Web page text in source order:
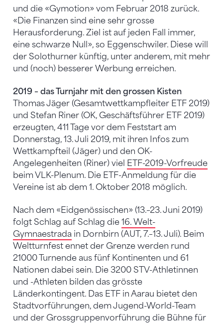
und die «Gymotion» vom Februar 2018 zurück.
«Die Finanzen sind eine sehr grosse
Herausforderung. Ziel ist auf jeden Fall immer,
eine schwarze Null», so Eggenschwiler. Diese will
der Solothurner künftig, unter anderem, mit mehr
und (noch) besserer Werbung erreichen.
2019 – das Turnjahr mit den grossen Kisten
Thomas Jäger (Gesamtwettkampfleiter ETF 2019)
und Stefan Riner (OK, Geschäftsführer ETF 2019)
erzeugten, 411 Tage vor dem Feststart am
Donnerstag, 13. Juli 2019, mit ihren Infos zum
Wettkampfteil (Jäger) und den OK-
Angelegenheiten (Riner) viel ETF-2019-Vorfreude
beim VLK-Plenum. Die ETF-Anmeldung für die
Vereine ist ab dem 1. Oktober 2018 möglich.
Nach dem «Eidgenössischen» (13.–23. Juni 2019)
folgt Schlag auf Schlag die 16. Welt-
Gymnaestrada in Dornbirn (AUT, 7.–13. Juli). Beim
Weltturnfest ennet der Grenze werden rund
21000 Turnende aus fünf Kontinenten und 61
Nationen dabei sein. Die 3200 STV-Athletinnen
und -Athleten bilden das grösste
Länderkontingent. Das ETF in Aarau bietet den
Stadtvorführungen, dem Jugend-World-Team
und der Grossgruppenvorführung die Bühne für